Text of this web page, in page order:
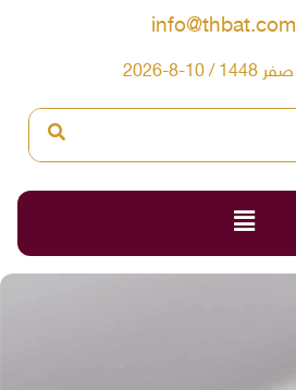
info@thbat.com